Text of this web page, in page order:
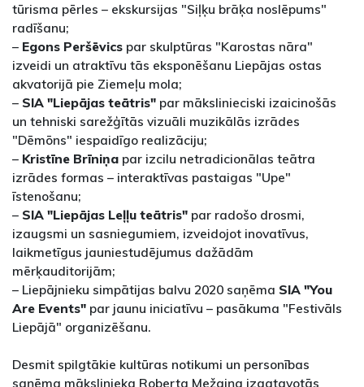
tūrisma pērles – ekskursijas "Siļķu brāķa noslēpums"
radīšanu;
– Egons Peršēvics par skulptūras "Karostas nāra"
izveidi un atraktīvu tās eksponēšanu Liepājas ostas
akvatorijā pie Ziemeļu mola;
– SIA "Liepājas teātris" par mākslinieciski izaicinošās
un tehniski sarežģītās vizuāli muzikālās izrādes
"Dēmōns" iespaidīgo realizāciju;
– Kristīne Brīniņa par izcilu netradicionālas teātra
izrādes formas – interaktīvas pastaigas "Upe"
īstenošanu;
– SIA "Liepājas Leļļu teātris" par radošo drosmi,
izaugsmi un sasniegumiem, izveidojot inovatīvus,
laikmetīgus jauniestudējumus dažādām
mērķauditorijām;
– Liepājnieku simpātijas balvu 2020 saņēma SIA "You
Are Events" par jaunu iniciatīvu – pasākuma "Festivāls
Liepājā" organizēšanu.
Desmit spilgtākie kultūras notikumi un personības
saņēma mākslinieka Roberta Mežaiņa izgatavotās